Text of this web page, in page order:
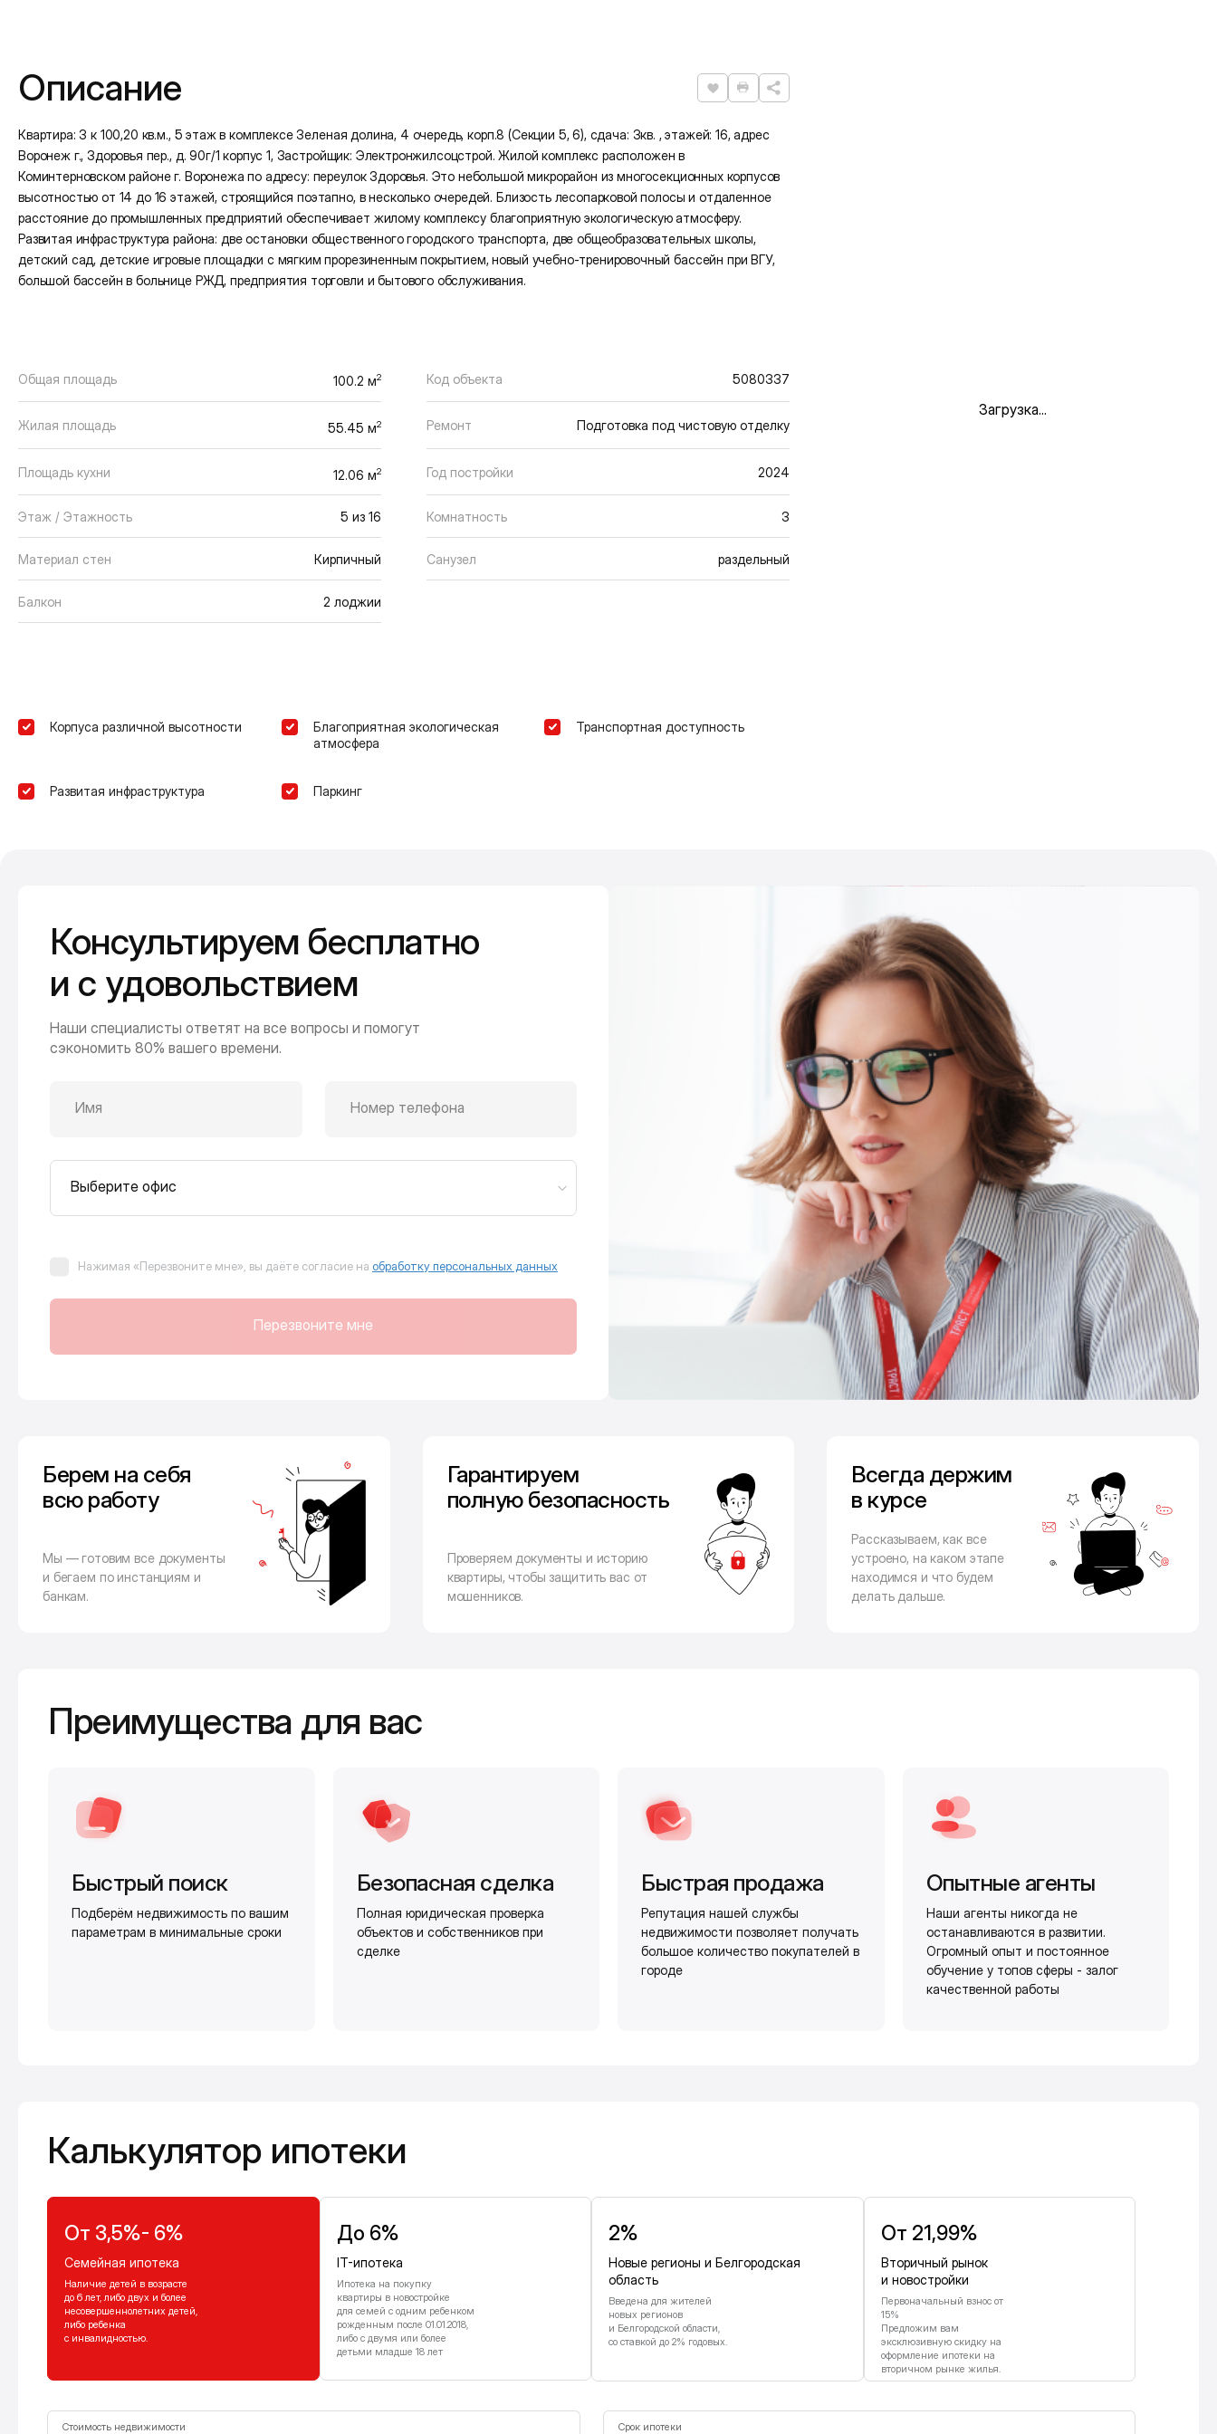
Описание НравитсяРаспечатать
Квартира: 3 к 100,20 кв.м., 5 этаж в комплексе Зеленая долина, 4 очередь, корп.8 (Секции 5, 6), сдача: 3кв. , этажей: 16, адрес
Воронеж г., Здоровья пер., д. 90г/1 корпус 1, Застройщик: Электронжилсоцстрой. Жилой комплекс расположен в
Коминтерновском районе г. Воронежа по адресу: переулок Здоровья. Это небольшой микрорайон из многосекционных корпусов
высотностью от 14 до 16 этажей, строящийся поэтапно, в несколько очередей. Близость лесопарковой полосы и отдаленное
расстояние до промышленных предприятий обеспечивает жилому комплексу благоприятную экологическую атмосферу.
Развитая инфраструктура района: две остановки общественного городского транспорта, две общеобразовательных школы,
детский сад, детские игровые площадки с мягким прорезиненным покрытием, новый учебно-тренировочный бассейн при ВГУ,
большой бассейн в больнице РЖД, предприятия торговли и бытового обслуживания.
Общая площадь 100.2 м2 Код объекта 5080337
Жилая площадь 55.45 м2 Ремонт Подготовка под чистовую отделку
Площадь кухни 12.06 м2 Год постройки 2024
Этаж / Этажность 5 из 16 Комнатность 3
Материал стен Кирпичный Санузел раздельный
Балкон 2 лоджии
Корпуса различной высотности
Благоприятная экологическая
атмосфера
Транспортная доступность
Развитая инфраструктура Паркинг
Консультируем бесплатно
и с удовольствием
Наши специалисты ответят на все вопросы и помогут
сэкономить 80% вашего времени.
Имя Номер телефона
Выберите офис
Нажимая «Перезвоните мне», вы даёте согласие на обработку персональных данных
Перезвоните мне
Берем на себя
всю работу
Мы — готовим все документы
и бегаем по инстанциям и
банкам.
Гарантируем
полную безопасность
Проверяем документы и историю
квартиры, чтобы защитить вас от
мошенников.
Всегда держим
в курсе
Рассказываем, как все
устроено, на каком этапе
находимся и что будем
делать дальше.
Преимущества для вас
Быстрый поиск
Подберём недвижимость по вашим
параметрам в минимальные сроки
Безопасная сделка
Полная юридическая проверка
объектов и собственников при
сделке
Быстрая продажа
Репутация нашей службы
недвижимости позволяет получать
большое количество покупателей в
городе
Опытные агенты
Наши агенты никогда не
останавливаются в развитии.
Огромный опыт и постоянное
обучение у топов сферы - залог
качественной работы
Калькулятор ипотеки
От 3,5%- 6%
Семейная ипотека
Наличие детей в возрасте
до 6 лет, либо двух и более
несовершеннолетних детей,
либо ребенка
с инвалидностью.
До 6%
IT-ипотека
Ипотека на покупку
квартиры в новостройке
для семей с одним ребенком
рожденным после 01.01.2018,
либо с двумя или более
детьми младше 18 лет
2%
Новые регионы и Белгородская
область
Введена для жителей
новых регионов
и Белгородской области,
со ставкой до 2% годовых.
От 21,99%
Вторичный рынок
и новостройки
Первоначальный взнос от
15%
Предложим вам
эксклюзивную скидку на
оформление ипотеки на
вторичном рынке жилья.
Стоимость недвижимости Срок ипотеки